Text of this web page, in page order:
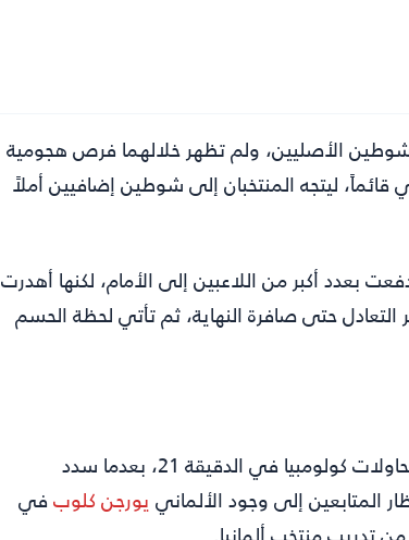
الأصليين، ولم تظهر خلالهما فرص هجومية
ليتجه المنتخبان إلى شوطين إضافيين أملاً
بعدد أكبر من اللاعبين إلى الأمام، لكنها أهدرت
يستمر التعادل حتى صافرة النهاية، ثم تأتي لحظة الحسم
من أهم ما شهدته المواجهة، تصدي الحارس جريجور كوبيل لأخطر محاولات كولومبيا في الدقيقة 21، بعدما سدد
المتابعين إلى وجود الألماني يورجن كلوبفي